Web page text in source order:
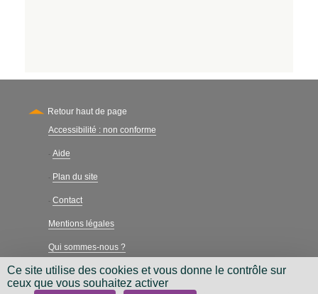
Retour haut de page
Secondary
Accessibilité : non conforme
- Aide
- Plan du site
- Contact
Mentions légales
Qui sommes-nous ?
Charte néthique
Ce site utilise des cookies et vous donne le contrôle sur
ceux que vous souhaitez activer